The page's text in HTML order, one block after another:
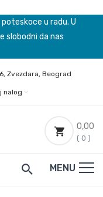
u radu. U
slobodni da nas
Zvezdara, Beograd
nalog
0,00
( 0 )
MENU